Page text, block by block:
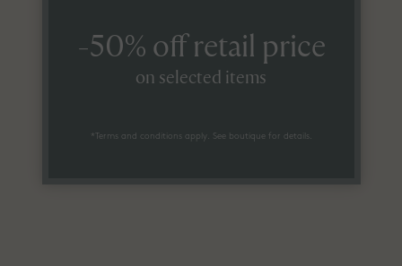
-50% off retail price
on selected items
*Terms and conditions apply. See boutique for details.